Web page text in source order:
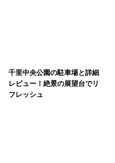
千里中央公園の駐車場と詳細
レビュー！絶景の展望台でリ
フレッシュ